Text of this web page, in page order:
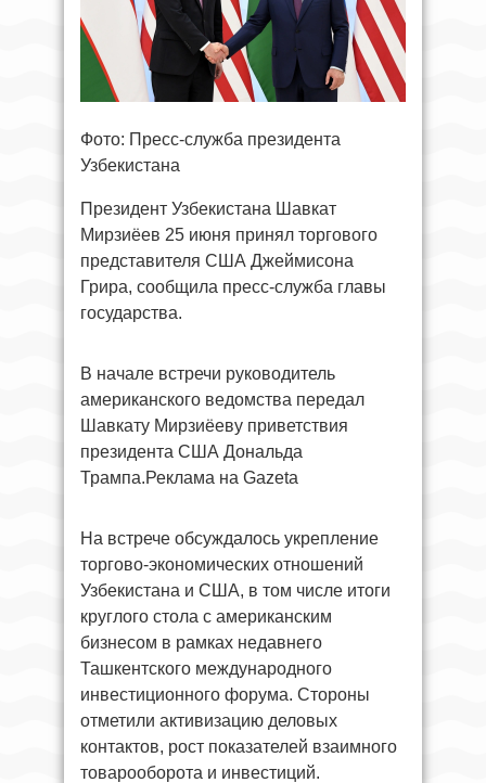
Фото: Пресс-служба президента
Узбекистана
Президент Узбекистана Шавкат
Мирзиёев 25 июня принял торгового
представителя США Джеймисона
Грира, сообщила пресс-служба главы
государства.
В начале встречи руководитель
американского ведомства передал
Шавкату Мирзиёеву приветствия
президента США Дональда
Трампа.Реклама на Gazeta
На встрече обсуждалось укрепление
торгово-экономических отношений
Узбекистана и США, в том числе итоги
круглого стола с американским
бизнесом в рамках недавнего
Ташкентского международного
инвестиционного форума. Стороны
отметили активизацию деловых
контактов, рост показателей взаимного
товарооборота и инвестиций.